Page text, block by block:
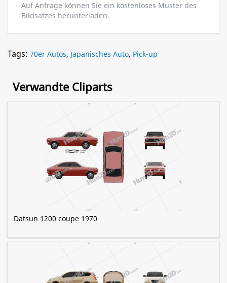
Auf Anfrage können Sie ein kostenloses Muster des
Bildsatzes herunterladen.
Tags: 70er Autos, Japanisches Auto, Pick-up
Verwandte Cliparts
Datsun 1200 coupe 1970